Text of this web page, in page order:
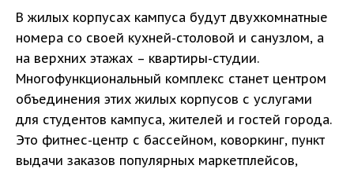
В жилых корпусах кампуса будут двухкомнатные
номера со своей кухней-столовой и санузлом, а
на верхних этажах – квартиры-студии.
Многофункциональный комплекс станет центром
объединения этих жилых корпусов с услугами
для студентов кампуса, жителей и гостей города.
Это фитнес-центр с бассейном, коворкинг, пункт
выдачи заказов популярных маркетплейсов,